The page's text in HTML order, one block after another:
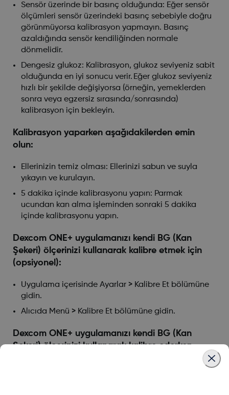
Sensör üzerinde bir basınç olduğunda: Eğer sensör
ölçümleri sensör üzerindeki basınç sebebiyle doğru
görünmüyorsa kalibrasyon yapmayın. Basınç
azaldığında sensör kendiliğinden normale
dönmelidir.
Dengesiz glukoz: Kalibrasyon, glukoz seviyeniz sabit
olduğunda en iyi sonucu verir. Eğer glukoz seviyeniz
hızlı bir şekilde değişiyorsa (örneğin, yemeklerden
sonra veya egzersiz sırasında/sonrasında)
kalibrasyon için bekleyin.
Kalibrasyon yaparken aşağıdakilerden emin
olun:
Ellerinizin temiz olması: Ellerinizi sabun ve suyla
yıkayın ve kurulayın.
5 dakika içinde kalibrasyonu yapın: Parmak
ucundan kan alma işleminden sonraki 5 dakika
içinde kalibrasyonu yapın.
Dexcom ONE+ uygulamanızı kendi BG (Kan
Şekeri) ölçerinizi kullanarak kalibre etmek için
(opsiyonel):
Uygulama içerisinde Ayarlar > Kalibre Et bölümüne
gidin.
Alıcıda Menü > Kalibre Et bölümüne gidin.
Dexcom ONE+ uygulamanızı kendi BG (Kan
Şekeri) ölçerinizi kullanarak kalibre ederken,